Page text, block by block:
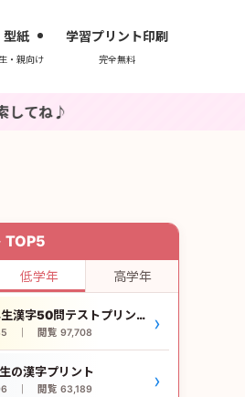
型紙
・親向け
学習プリント印刷
完全無料
TOP5
低学年 高学年
小学3年生漢字50問テストプリント
｜ 閲覧 97,708 ›
の漢字プリント
｜ 閲覧 63,189 ›